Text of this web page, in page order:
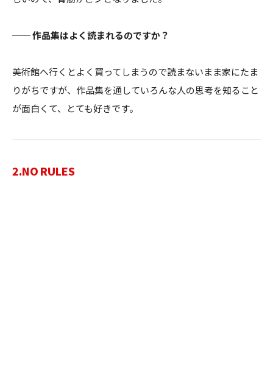
── 作品集はよく読まれるのですか？
美術館へ行くとよく買ってしまうので読まないまま家にたま
りがちですが、作品集を通していろんな人の思考を知ること
が面白くて、とても好きです。
2.NO RULES